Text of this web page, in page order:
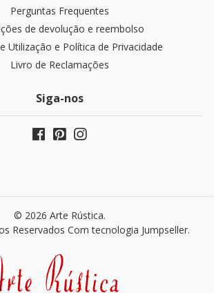
Perguntas Frequentes
de devolução e reembolso
Utilização e Política de Privacidade
Livro de Reclamações
Siga-nos
© 2026 Arte Rústica.
Reservados Com tecnologia Jumpseller.